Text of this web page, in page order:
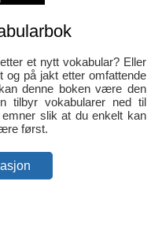
et nytt vokabular? Eller
og på jakt etter omfattende
denne boken være den
tilbyr vokabularer ned til
slik at du enkelt kan
først.